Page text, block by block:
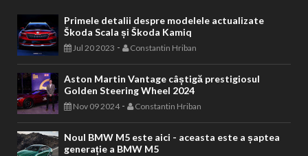
Primele detalii despre modelele actualizate
Škoda Scala și Škoda Kamiq
Jul 20 2023 - Constantin Hriban
Aston Martin Vantage câștigă prestigiosul
Golden Steering Wheel 2024
Nov 09 2024- Constantin Hriban
Noul BMW M5 este aici - aceasta este a șaptea
generație a BMW M5